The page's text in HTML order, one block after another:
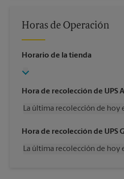
Horas de Operación
Horario de la tienda
Hora de recolección de UPS
La última recolección de hoy
Miércoles
5:00 PM
Viernes
5:00 PM
Hora de recolección de UPS
La última recolección de hoy